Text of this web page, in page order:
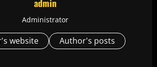
admin
Administrator
website Author's posts